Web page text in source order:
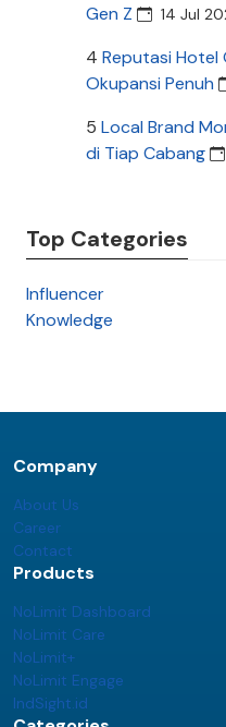
Gen Z
14 Jul
4 Reputasi Hotel
Okupansi Penuh
5 Local Brand
di Tiap Cabang
Top Categories
Influencer
Knowledge
Company
About Us
Career
Contact
Products
NoLimit Dashboard
NoLimit Care
NoLimit+
NoLimit Engage
IndSight.id